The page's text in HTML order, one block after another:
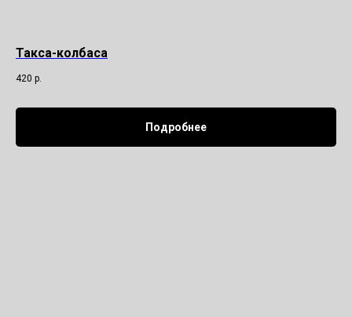
Такса-колбаса
420 р.
Подробнее